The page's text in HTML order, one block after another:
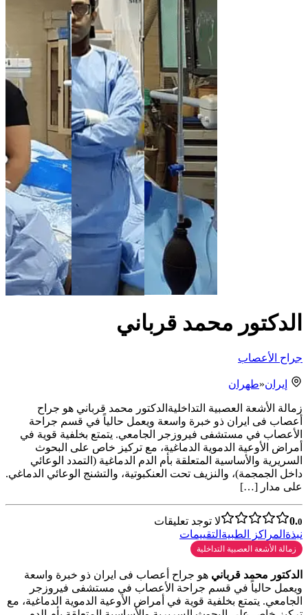
الدكتور محمد قرباني
جراح الأعصاب
إيران«طهران
زمالة الأشعة العصبية التداخليةالدكتور محمد قرباني هو جراح
أعصاب فی ایران ذو خبرة واسعة ويعمل حالياً في قسم جراحة
الأعصاب في مستشفى فيروزجر الجامعي. يتمتع بخلفية قوية في
أمراض الأوعية الدموية الدماغية، مع تركيز خاص على البحوث
السريرية والأساسية المتعلقة بأم الدم الدماغية (التمدد الوعائي
داخل الجمجمة)، والنزيف تحت العنكبوتية، والتشنج الوعائي الدماغي.
على مدار […]
0.0
لا توجد تعليقات
نبذة المراكز الطبية التقييمات
زمالة الأشعة العصبية التداخلية
الدكتور محمد قرباني هو جراح أعصاب فی ایران ذو خبرة واسعة
ويعمل حالياً في قسم جراحة الأعصاب في مستشفى فيروزجر
الجامعي. يتمتع بخلفية قوية في أمراض الأوعية الدموية الدماغية، مع